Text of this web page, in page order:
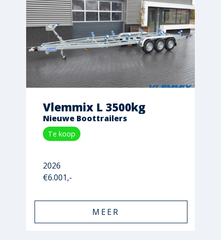
Vlemmix L 3500kg
Nieuwe Boottrailers
Te koop
2026
€6.001,-
MEER